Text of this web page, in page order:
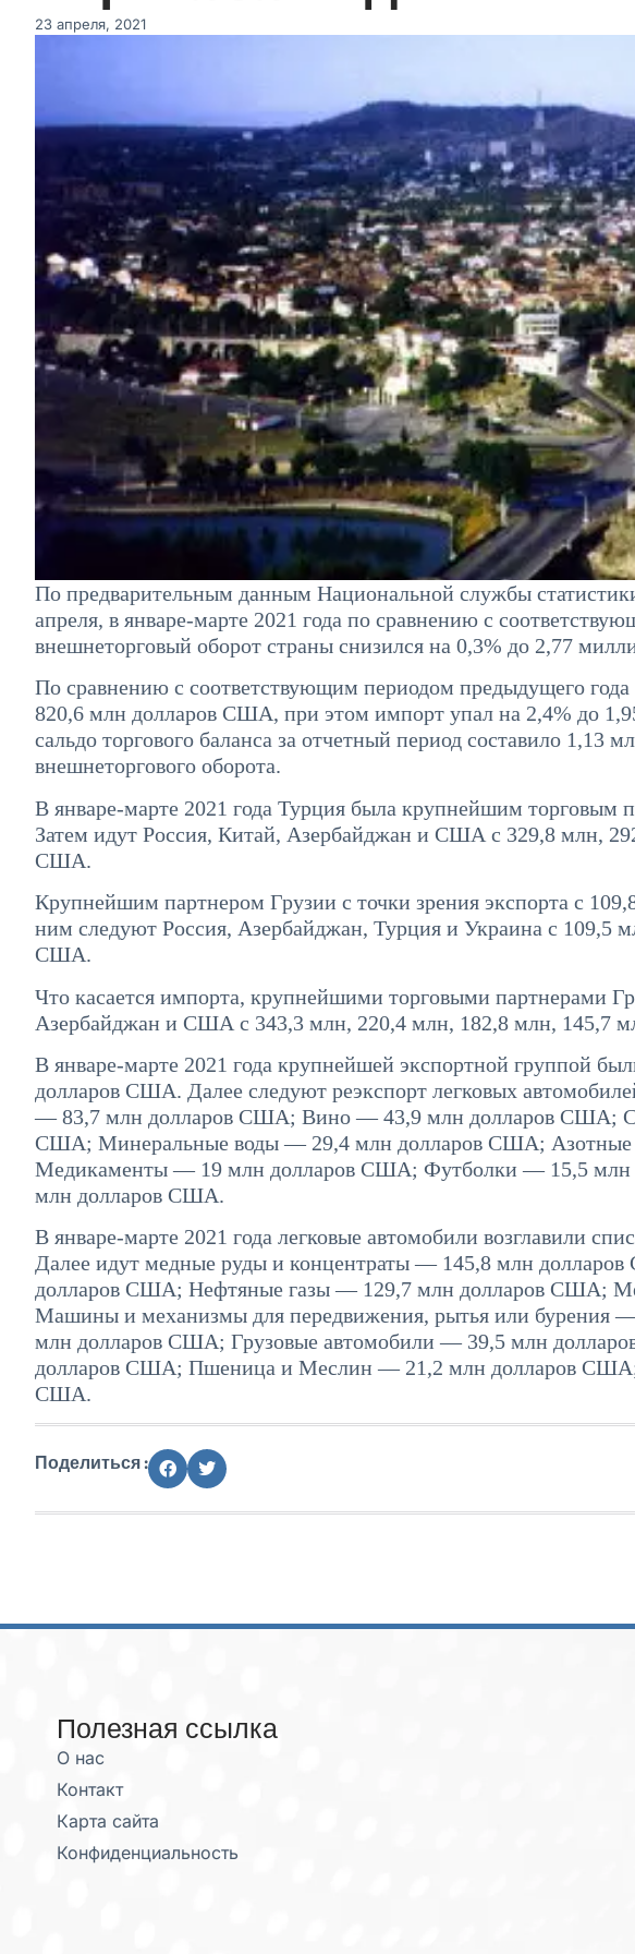
23 апреля, 2021
По предварительным данным Национальной службы
апреля, в январе-марте 2021 года по сравнению с
внешнеторговый оборот страны снизился на 0,3% до 2,77
По сравнению с соответствующим периодом предыдущего года
820,6 млн долларов США, при этом импорт упал на 2,4% до
сальдо торгового баланса за отчетный период составило 1,13
внешнеторгового оборота.
В январе-марте 2021 года Турция была крупнейшим
Затем идут Россия, Китай, Азербайджан и США с 329,8 млн,
США.
Крупнейшим партнером Грузии с точки зрения экспорта с
ним следуют Россия, Азербайджан, Турция и Украина с 109,5
США.
Что касается импорта, крупнейшими торговыми партнерами
Азербайджан и США с 343,3 млн, 220,4 млн, 182,8 млн, 145,7
В январе-марте 2021 года крупнейшей экспортной группой
долларов США. Далее следуют реэкспорт легковых
— 83,7 млн ​​долларов США; Вино — 43,9 млн долларов США;
США; Минеральные воды — 29,4 млн долларов США;
Медикаменты — 19 млн долларов США; Футболки — 15,5 млн
млн долларов США.
В январе-марте 2021 года легковые автомобили возглавили
Далее идут медные руды и концентраты — 145,8 млн
долларов США; Нефтяные газы — 129,7 млн ​​долларов США;
Машины и механизмы для передвижения, рытья или
млн долларов США; Грузовые автомобили — 39,5 млн
долларов США; Пшеница и Меслин — 21,2 млн долларов США;
США.
Поделиться :
Полезная ссылка
О нас
Контакт
Карта сайта
Конфиденциальность